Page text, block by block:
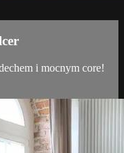
i mocnym core!